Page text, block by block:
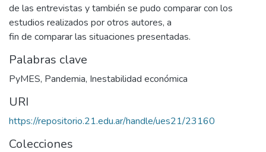
de las entrevistas y también se pudo comparar con los
estudios realizados por otros autores, a
fin de comparar las situaciones presentadas.
Palabras clave
PyMES, Pandemia, Inestabilidad económica
URI
https://repositorio.21.edu.ar/handle/ues21/23160
Colecciones